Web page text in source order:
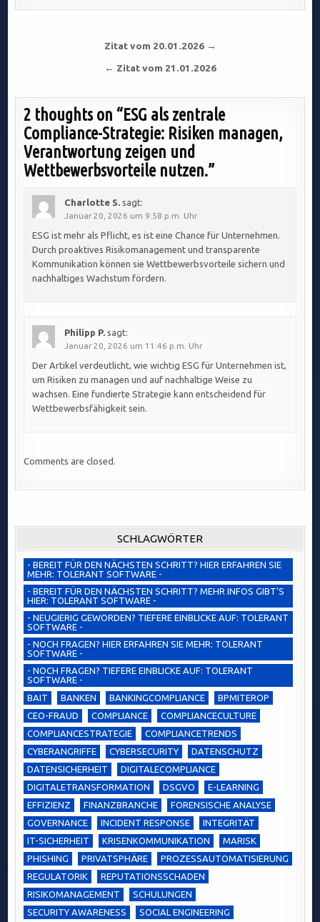
Beitragsnavigation
Zitat vom 20.01.2026 →
← Zitat vom 21.01.2026
2 thoughts on “ESG als zentrale
Compliance-Strategie: Risiken managen,
Verantwortung zeigen und
Wettbewerbsvorteile nutzen.”
Charlotte S. sagt:
Januar 20, 2026 um 9:58 p.m. Uhr
ESG ist mehr als Pflicht, es ist eine Chance für Unternehmen.
Durch proaktives Risikomanagement und transparente
Kommunikation können sie Wettbewerbsvorteile sichern und
nachhaltiges Wachstum fördern.
Philipp P. sagt:
Januar 20, 2026 um 11:46 p.m. Uhr
Der Artikel verdeutlicht, wie wichtig ESG für Unternehmen ist,
um Risiken zu managen und auf nachhaltige Weise zu
wachsen. Eine fundierte Strategie kann entscheidend für
Wettbewerbsfähigkeit sein.
Comments are closed.
SCHLAGWÖRTER
- BEREIT FÜR DEN NÄCHSTEN SCHRITT? HIER ERFAHREN SIE
MEHR: TOLERANT SOFTWARE -
- BEREIT FÜR DEN NÄCHSTEN SCHRITT? MEHR INFOS GIBT’S
HIER: TOLERANT SOFTWARE -
- NEUGIERIG GEWORDEN? TIEFERE EINBLICKE AUF: TOLERANT
SOFTWARE -
- NOCH FRAGEN? HIER ERFAHREN SIE MEHR: TOLERANT
SOFTWARE -
- NOCH FRAGEN? TIEFERE EINBLICKE AUF: TOLERANT
SOFTWARE -
BAIT
BANKEN BANKINGCOMPLIANCE
BPMITEROP
CEO-FRAUD
COMPLIANCE
COMPLIANCECULTURE
COMPLIANCESTRATEGIE
COMPLIANCETRENDS
CYBERANGRIFFE
CYBERSECURITY
DATENSCHUTZ
DATENSICHERHEIT
DIGITALECOMPLIANCE
DIGITALETRANSFORMATION
DSGVO
E-LEARNING
EFFIZIENZ
FINANZBRANCHE
FORENSISCHE ANALYSE
GOVERNANCE
INCIDENT RESPONSE
INTEGRITÄT
IT-SICHERHEIT
KRISENKOMMUNIKATION
MARISK
PHISHING
PRIVATSPHÄRE
PROZESSAUTOMATISIERUNG
REGULATORIK
REPUTATIONSSCHADEN
RISIKOMANAGEMENT
SCHULUNGEN
SECURITY AWARENESS
SOCIAL ENGINEERING